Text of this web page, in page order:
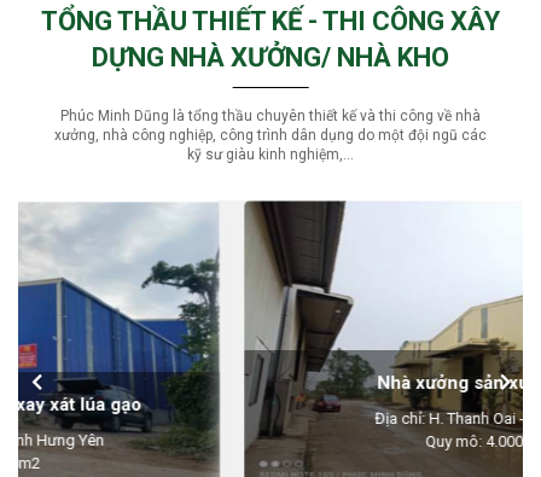
TỔNG THẦU THIẾT KẾ - THI CÔNG XÂY
DỰNG NHÀ XƯỞNG/ NHÀ KHO
Phúc Minh Dũng là tổng thầu chuyên thiết kế và thi công về nhà
xưởng, nhà công nghiệp, công trình dân dụng do một đội ngũ các
kỹ sư giàu kinh nghiệm,...
Nhà xưởng sản xuất nhựa
Địa chỉ: H. Thanh Oai - TP Hà Nội
Quy mô: 4.000m2